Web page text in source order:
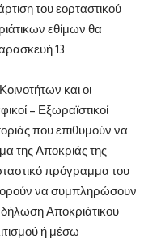
του εορταστικού
εθίμων θα
13
και οι
– Εξωραϊστικοί
που επιθυμούν να
της Αποκριάς της
πρόγραμμα του
να συμπληρώσουν
Αποκριάτικου
ή μέσω